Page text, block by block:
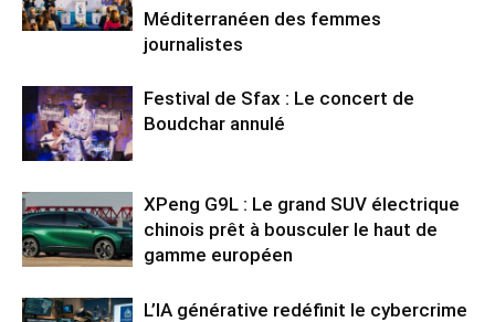
Méditerranéen des femmes
journalistes
Festival de Sfax : Le concert de
Boudchar annulé
XPeng G9L : Le grand SUV électrique
chinois prêt à bousculer le haut de
gamme européen
L’IA générative redéfinit le cybercrime